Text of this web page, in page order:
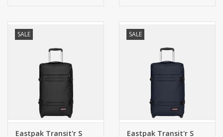
SALE
Eastpak Transit'r S
SALE
Eastpak Transit'r S